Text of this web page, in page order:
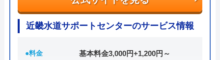
各市区から認可を受けている水道局指定工事店であ
技術品質向上にも力をいれているため安心して作業
近畿水道サポートセンターのサービス情報
●料金 基本料金3,000円+1,200円～